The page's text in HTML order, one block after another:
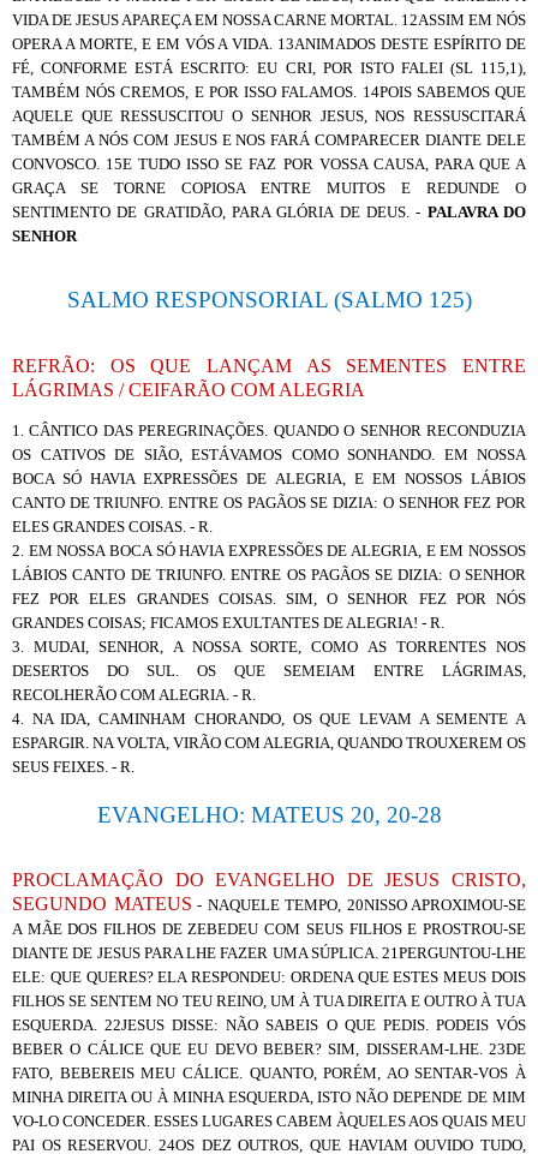
VIDA DE JESUS APAREÇA EM NOSSA CARNE MORTAL. 12ASSIM EM NÓS
OPERA A MORTE, E EM VÓS A VIDA. 13ANIMADOS DESTE ESPÍRITO DE
FÉ, CONFORME ESTÁ ESCRITO: EU CRI, POR ISTO FALEI (SL 115,1),
TAMBÉM NÓS CREMOS, E POR ISSO FALAMOS. 14POIS SABEMOS QUE
AQUELE QUE RESSUSCITOU O SENHOR JESUS, NOS RESSUSCITARÁ
TAMBÉM A NÓS COM JESUS E NOS FARÁ COMPARECER DIANTE DELE
CONVOSCO. 15E TUDO ISSO SE FAZ POR VOSSA CAUSA, PARA QUE A
GRAÇA SE TORNE COPIOSA ENTRE MUITOS E REDUNDE O
SENTIMENTO DE GRATIDÃO, PARA GLÓRIA DE DEUS. - PALAVRA DO
SENHOR
SALMO RESPONSORIAL (SALMO 125)
REFRÃO: OS QUE LANÇAM AS SEMENTES ENTRE
LÁGRIMAS / CEIFARÃO COM ALEGRIA
1. CÂNTICO DAS PEREGRINAÇÕES. QUANDO O SENHOR RECONDUZIA
OS CATIVOS DE SIÃO, ESTÁVAMOS COMO SONHANDO. EM NOSSA
BOCA SÓ HAVIA EXPRESSÕES DE ALEGRIA, E EM NOSSOS LÁBIOS
CANTO DE TRIUNFO. ENTRE OS PAGÃOS SE DIZIA: O SENHOR FEZ POR
ELES GRANDES COISAS. - R.
2. EM NOSSA BOCA SÓ HAVIA EXPRESSÕES DE ALEGRIA, E EM NOSSOS
LÁBIOS CANTO DE TRIUNFO. ENTRE OS PAGÃOS SE DIZIA: O SENHOR
FEZ POR ELES GRANDES COISAS. SIM, O SENHOR FEZ POR NÓS
GRANDES COISAS; FICAMOS EXULTANTES DE ALEGRIA! - R.
3. MUDAI, SENHOR, A NOSSA SORTE, COMO AS TORRENTES NOS
DESERTOS DO SUL. OS QUE SEMEIAM ENTRE LÁGRIMAS,
RECOLHERÃO COM ALEGRIA. - R.
4. NA IDA, CAMINHAM CHORANDO, OS QUE LEVAM A SEMENTE A
ESPARGIR. NA VOLTA, VIRÃO COM ALEGRIA, QUANDO TROUXEREM OS
SEUS FEIXES. - R.
EVANGELHO: MATEUS 20, 20-28
PROCLAMAÇÃO DO EVANGELHO DE JESUS CRISTO,
SEGUNDO MATEUS - NAQUELE TEMPO, 20NISSO APROXIMOU-SE
A MÃE DOS FILHOS DE ZEBEDEU COM SEUS FILHOS E PROSTROU-SE
DIANTE DE JESUS PARA LHE FAZER UMA SÚPLICA. 21PERGUNTOU-LHE
ELE: QUE QUERES? ELA RESPONDEU: ORDENA QUE ESTES MEUS DOIS
FILHOS SE SENTEM NO TEU REINO, UM À TUA DIREITA E OUTRO À TUA
ESQUERDA. 22JESUS DISSE: NÃO SABEIS O QUE PEDIS. PODEIS VÓS
BEBER O CÁLICE QUE EU DEVO BEBER? SIM, DISSERAM-LHE. 23DE
FATO, BEBEREIS MEU CÁLICE. QUANTO, PORÉM, AO SENTAR-VOS À
MINHA DIREITA OU À MINHA ESQUERDA, ISTO NÃO DEPENDE DE MIM
VO-LO CONCEDER. ESSES LUGARES CABEM ÀQUELES AOS QUAIS MEU
PAI OS RESERVOU. 24OS DEZ OUTROS, QUE HAVIAM OUVIDO TUDO,